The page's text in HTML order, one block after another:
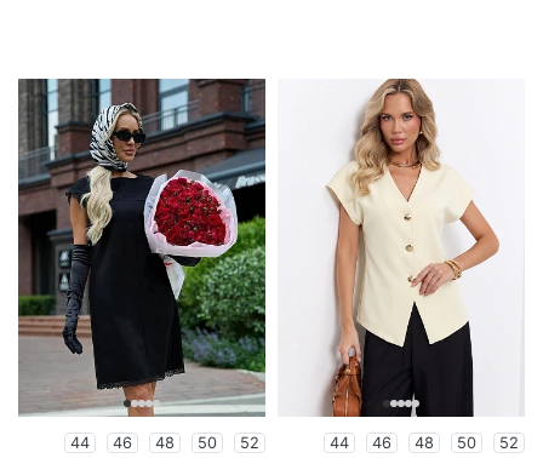
44 46 48 50
52
44 46 48 50 52